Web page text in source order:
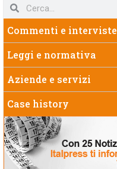
Commenti e interviste
Leggi e normativa
Aziende e servizi
Case history